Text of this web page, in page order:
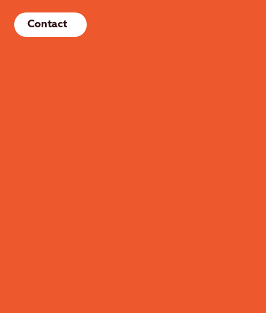
Contact